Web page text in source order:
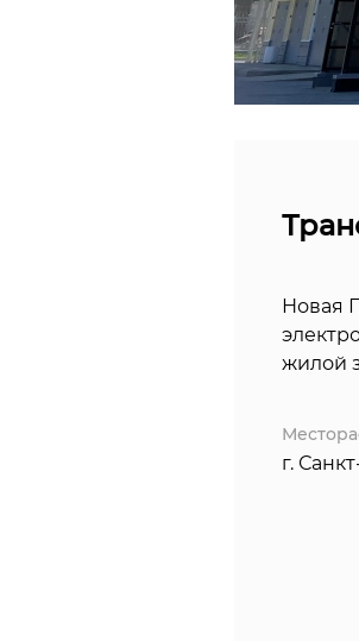
Новая
жилой
г.